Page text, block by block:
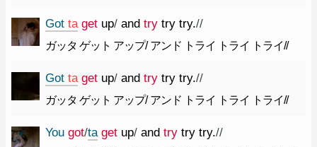
Got ta get up/ and try try try.//
ガッタ ゲット アップ/ アンド トライ トライ トライ//
Got ta get up/ and try try try.//
ガッタ ゲット アップ/ アンド トライ トライ トライ//
You got/ta get up/ and try try try.//